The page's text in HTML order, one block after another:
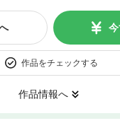
今
作品をチェックする
作品情報へ